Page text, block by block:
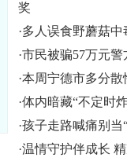
奖
·多人误食野蘑菇
·市民被骗57万元警
·本周宁德市多分
·体内暗藏“不定时
·孩子走路喊痛别当
·温情守护伴成长